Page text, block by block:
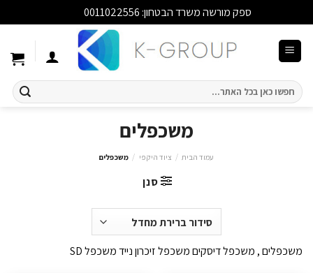
ספק מורשה משרד הבטחון: 0011022556
חיפוש
עבור:
משכפלים
עמוד הבית / ציוד היקפי / משכפלים
סנן
משכפלים , משכפל דיסקים משכפל זיכרון נייד משכפל SD